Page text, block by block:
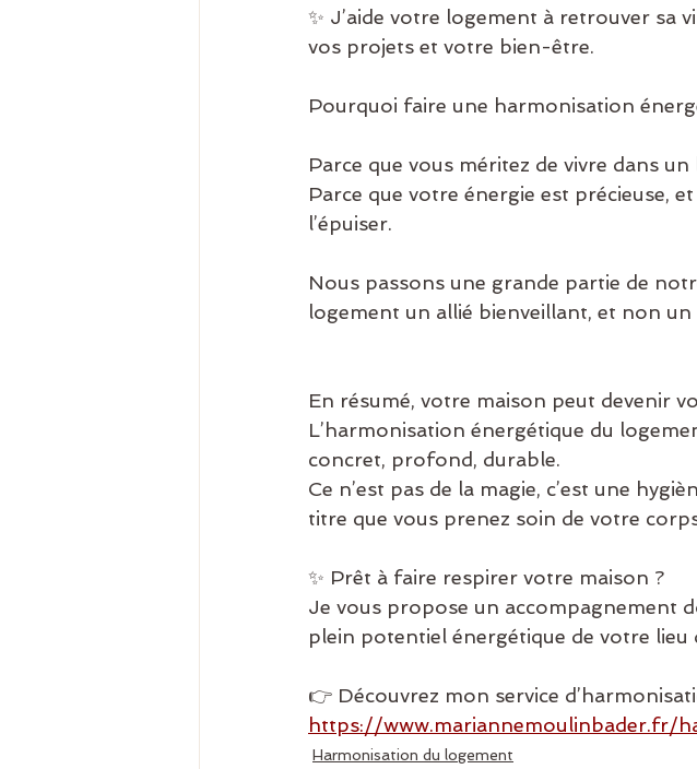
✨ J’aide votre logement à retrouver sa
vos projets et votre bien-être.
Pourquoi faire une harmonisation
Parce que vous méritez de vivre dans
Parce que votre énergie est précieuse,
l’épuiser.
Nous passons une grande partie de
logement un allié bienveillant, et non un
En résumé, votre maison peut devenir
L’harmonisation énergétique du
concret, profond, durable.
Ce n’est pas de la magie, c’est une
titre que vous prenez soin de votre
✨ Prêt à faire respirer votre maison ?
Je vous propose un accompagnement
plein potentiel énergétique de votre lieu
👉 Découvrez mon service
https://www.mariannemoulinbader.fr/
Harmonisation du logement